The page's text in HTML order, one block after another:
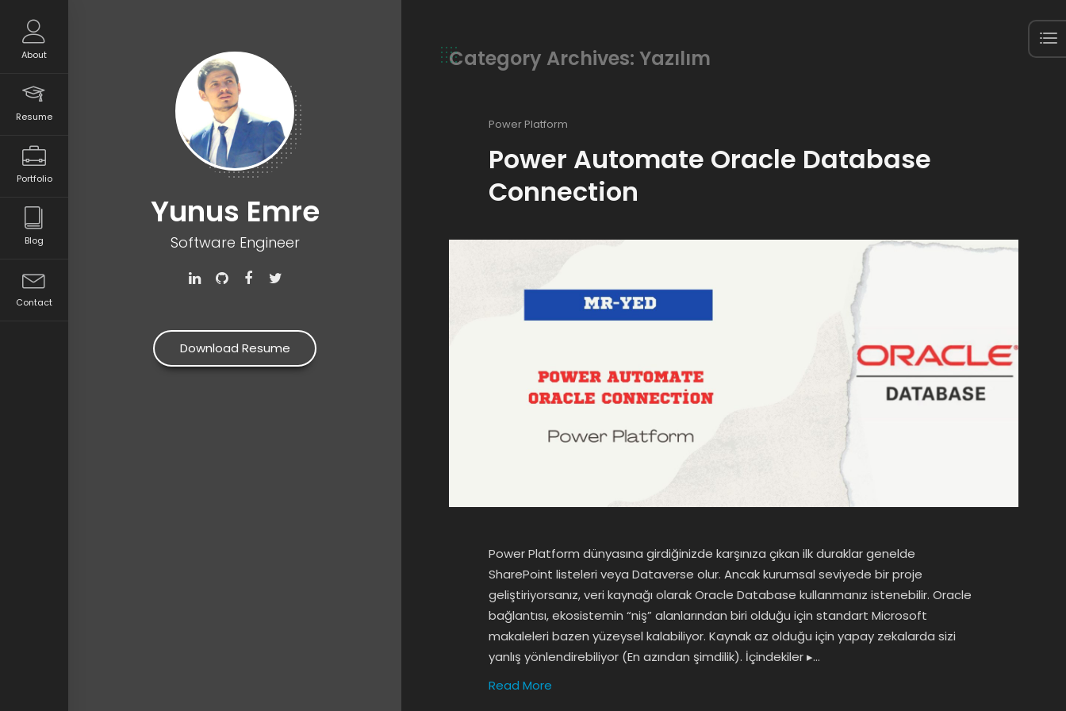
Yunus Emre
Software Engineer
About
Resume
Portfolio
Blog
Contact
Download Resume
Category Archives: Yazılım
Power Platform
Power Automate Oracle Database
Connection
Power Platform dünyasına girdiğinizde karşınıza çıkan ilk duraklar genelde
SharePoint listeleri veya Dataverse olur. Ancak kurumsal seviyede bir proje
geliştiriyorsanız, veri kaynağı olarak Oracle Database kullanmanız istenebilir. Oracle
bağlantısı, ekosistemin “niş” alanlarından biri olduğu için standart Microsoft
makaleleri bazen yüzeysel kalabiliyor. Kaynak az olduğu için yapay zekalarda sizi
yanlış yönlendirebiliyor (En azından şimdilik). İçindekiler ▸…
Read More